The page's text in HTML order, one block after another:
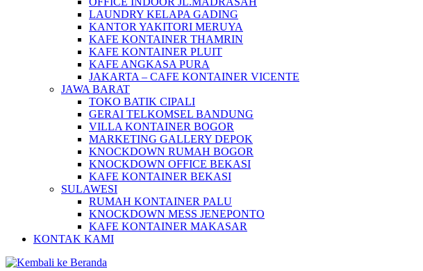
LAUNDRY KELAPA GADING
KANTOR YAKITORI MERUYA
KAFE KONTAINER THAMRIN
KAFE KONTAINER PLUIT
KAFE ANGKASA PURA
JAKARTA – CAFE KONTAINER VICENTE
JAWA BARAT
TOKO BATIK CIPALI
GERAI TELKOMSEL BANDUNG
VILLA KONTAINER BOGOR
MARKETING GALLERY DEPOK
KNOCKDOWN RUMAH BOGOR
KNOCKDOWN OFFICE BEKASI
KAFE KONTAINER BEKASI
SULAWESI
RUMAH KONTAINER PALU
KNOCKDOWN MESS JENEPONTO
KAFE KONTAINER MAKASAR
KONTAK KAMI